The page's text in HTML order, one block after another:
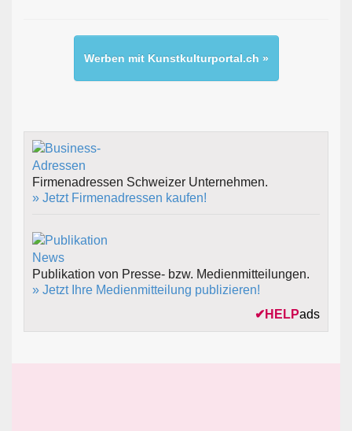
Werben mit Kunstkulturportal.ch »
Firmenadressen Schweizer Unternehmen.
» Jetzt Firmenadressen kaufen!
Publikation von Presse- bzw. Medienmitteilungen.
» Jetzt Ihre Medienmitteilung publizieren!
✔ HELPads